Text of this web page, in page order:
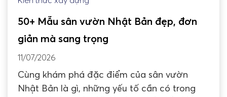
50+ Mẫu sân vườn Nhật Bản đẹp, đơn
giản mà sang trọng
11/07/2026
Cùng khám phá đặc điểm của sân vườn
Nhật Bản là gì, những yếu tố cần có trong